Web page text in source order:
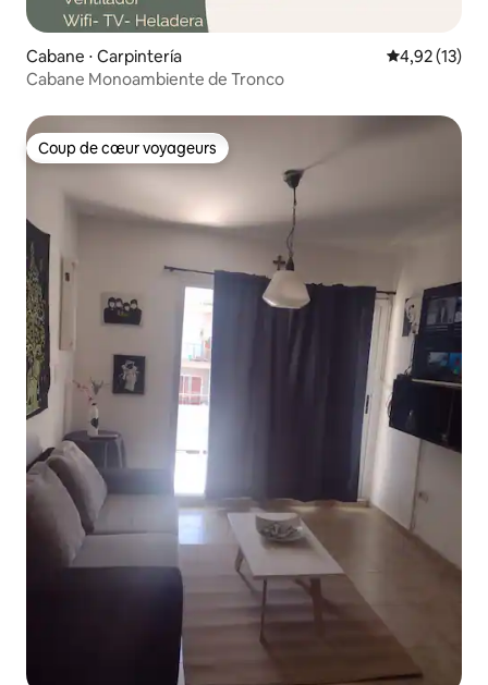
Cabane ⋅ Carpintería Évaluation
4,92 (13)
Cabane Monoambiente de Tronco
Coup de cœur voyageurs
Coup de cœur voyageurs